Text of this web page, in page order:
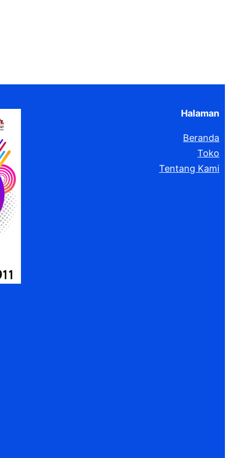
Halaman
Beranda
Toko
Tentang Kami